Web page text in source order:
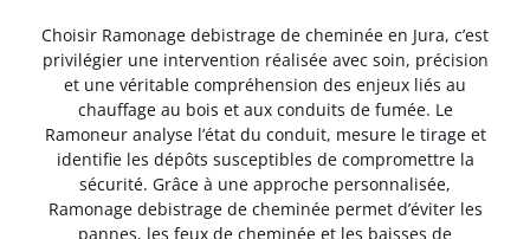
Choisir Ramonage debistrage de cheminée en Jura, c’est
privilégier une intervention réalisée avec soin, précision
et une véritable compréhension des enjeux liés au
chauffage au bois et aux conduits de fumée. Le
Ramoneur analyse l’état du conduit, mesure le tirage et
identifie les dépôts susceptibles de compromettre la
sécurité. Grâce à une approche personnalisée,
Ramonage debistrage de cheminée permet d’éviter les
pannes, les feux de cheminée et les baisses de